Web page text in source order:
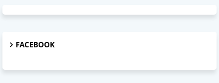
FACEBOOK